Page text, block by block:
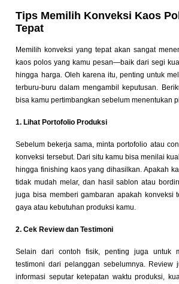
Tips Memilih Konveksi Kaos
Tepat
Memilih konveksi yang tepat akan sangat
kaos polos yang kamu pesan—baik dari segi
hingga harga. Oleh karena itu, penting untuk
terburu-buru dalam mengambil keputusan.
bisa kamu pertimbangkan sebelum menentukan
1. Lihat Portofolio Produksi
Sebelum bekerja sama, minta portofolio atau
konveksi tersebut. Dari situ kamu bisa menilai
hingga finishing kaos yang dihasilkan. Apakah
tidak mudah melar, dan hasil sablon atau
juga bisa memberi gambaran apakah konveksi
gaya atau kebutuhan produksi kamu.
2. Cek Review dan Testimoni
Selain dari contoh fisik, penting juga untuk
testimoni dari pelanggan sebelumnya. Review
informasi seputar ketepatan waktu produksi,